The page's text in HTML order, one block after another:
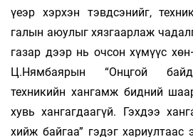
үеэр хэрхэн тэвдсэнийг,
галын аюулыг хязгаарлаж
газар дээр нь очсон хүмүүс
Ц.Нямбаярын “Онцгой
техникийн хангамж бидний
хувь хангагдаагүй. Гэхдээ
хийж байгаа” гэдэг